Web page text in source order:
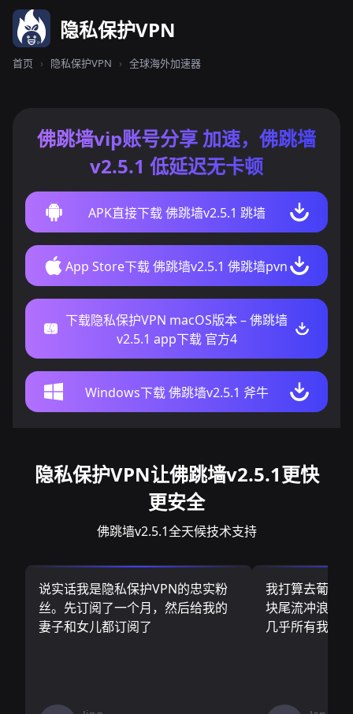
隐私保护VPN
首页 › 隐私保护VPN › 全球海外加速器
佛跳墙vip账号分享 加速，佛跳墙
v2.5.1 低延迟无卡顿
APK直接下载 佛跳墙v2.5.1 跳墙
App Store下载 佛跳墙v2.5.1 佛跳墙pvn
下载隐私保护VPN macOS版本 – 佛跳墙
v2.5.1 app下载 官方4
Windows下载 佛跳墙v2.5.1 斧牛
隐私保护VPN让佛跳墙v2.5.1更快
更安全
佛跳墙v2.5.1全天候技术支持
说实话我是隐私保护VPN的忠实粉
丝。先订阅了一个月，然后给我的
妻子和女儿都订阅了
我打算去葡萄
块尾流冲浪板
几乎所有我需